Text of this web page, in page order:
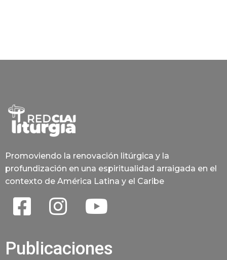
Promoviendo la renovación litúrgica y la
profundización en una espiritualidad arraigada en el
contexto de América Latina y el Caribe
Publicaciones